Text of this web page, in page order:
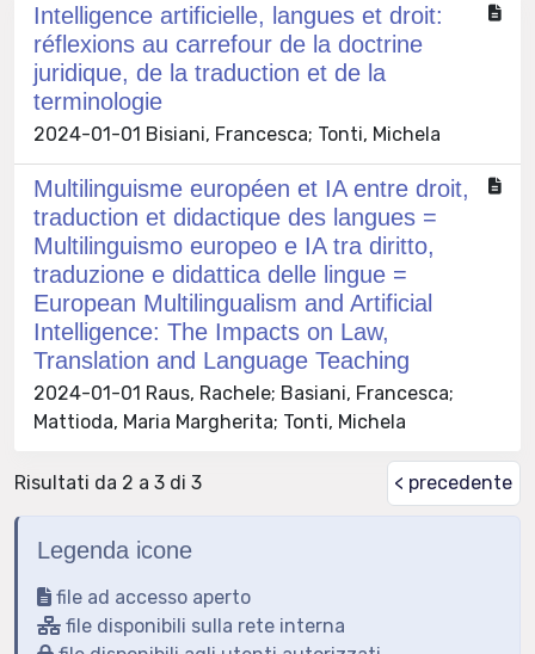
Intelligence artificielle, langues et droit:
réflexions au carrefour de la doctrine
juridique, de la traduction et de la
terminologie
2024-01-01 Bisiani, Francesca; Tonti, Michela
Multilinguisme européen et IA entre droit,
traduction et didactique des langues =
Multilinguismo europeo e IA tra diritto,
traduzione e didattica delle lingue =
European Multilingualism and Artificial
Intelligence: The Impacts on Law,
Translation and Language Teaching
2024-01-01 Raus, Rachele; Basiani, Francesca;
Mattioda, Maria Margherita; Tonti, Michela
Risultati da 2 a 3 di 3 < precedente
Legenda icone
file ad accesso aperto
file disponibili sulla rete interna